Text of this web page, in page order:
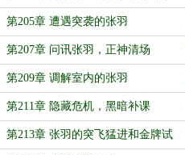
月票）
第205章 遭遇突袭的张羽
第207章 问讯张羽，正神清场
第209章 调解室内的张羽
第211章 隐藏危机，黑暗补课
第213章 张羽的突飞猛进和金牌试